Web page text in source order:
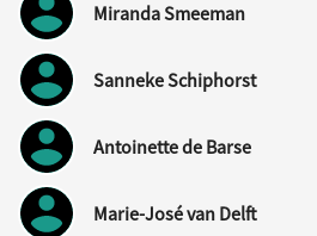
Miranda Smeeman
Sanneke Schiphorst
Antoinette de Barse
Marie-José van Delft